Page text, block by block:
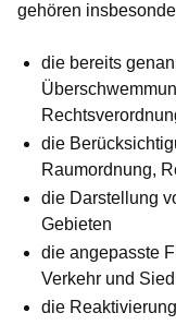
gehören
die bereits
die
Raumordnung,
die Darstellung
Gebieten
die angepasste
Verkehr und
die